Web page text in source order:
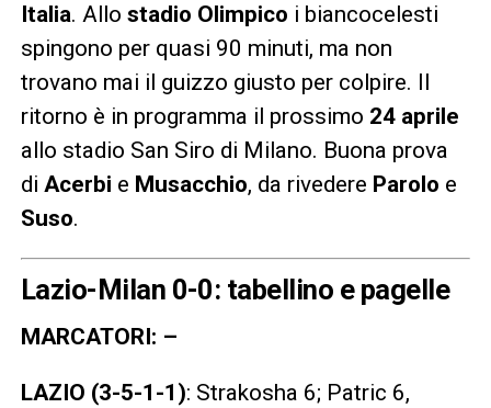
Italia. Allo stadio Olimpico i biancocelesti
spingono per quasi 90 minuti, ma non
trovano mai il guizzo giusto per colpire. Il
ritorno è in programma il prossimo 24 aprile
allo stadio San Siro di Milano. Buona prova
di Acerbi e Musacchio, da rivedere Parolo e
Suso.
Lazio-Milan 0-0: tabellino e pagelle
MARCATORI: –
LAZIO (3-5-1-1): Strakosha 6; Patric 6,